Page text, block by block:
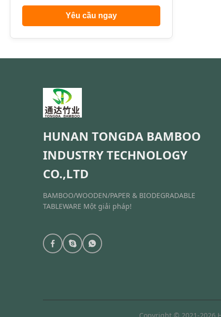
Yêu cầu ngay
HUNAN TONGDA BAMBOO
INDUSTRY TECHNOLOGY
CO.,LTD
BAMBOO/WOODEN/PAPER & BIODEGRADABLE
TABLEWARE Một giải pháp!